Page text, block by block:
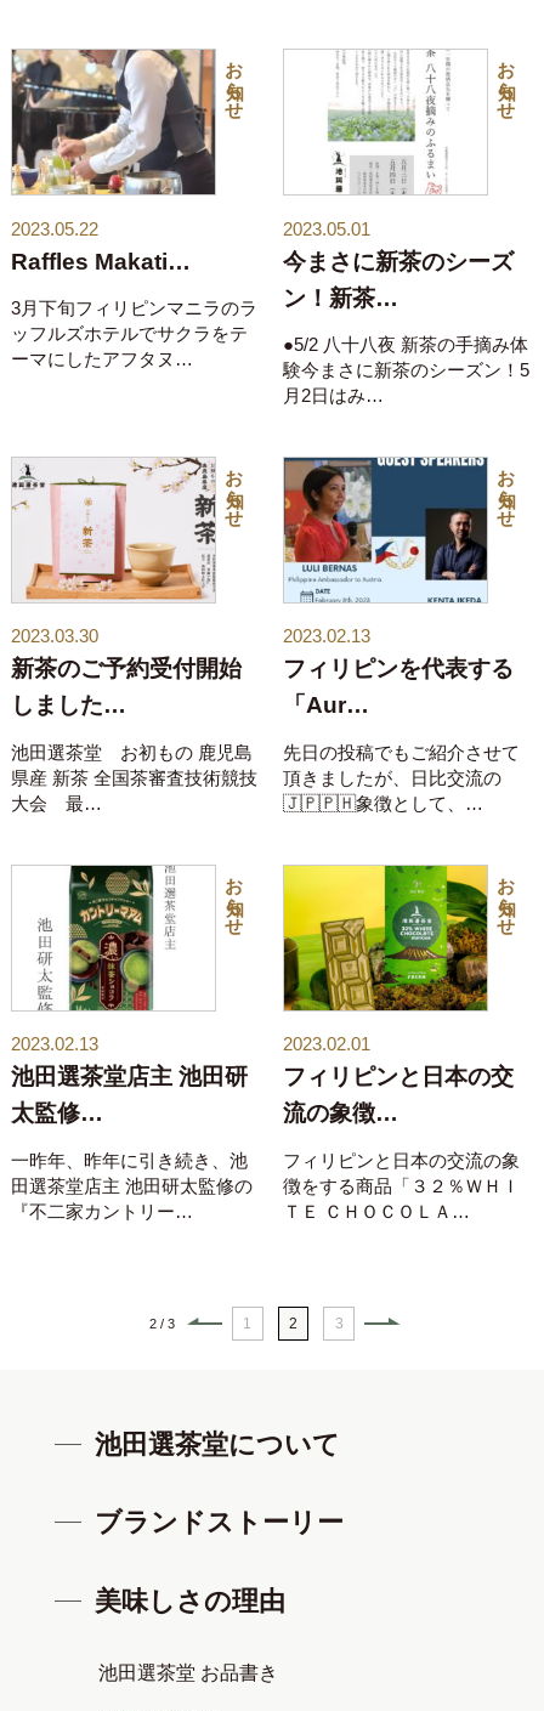
お知らせ
2023.05.22
Raffles Makati…
3月下旬フィリピンマニラのラ
ッフルズホテルでサクラをテ
ーマにしたアフタヌ…
お知らせ
2023.05.01
今まさに新茶のシーズ
ン！新茶…
●5/2 八十八夜 新茶の手摘み体
験今まさに新茶のシーズン！5
月2日はみ…
お知らせ
2023.03.30
新茶のご予約受付開始
しました…
池田選茶堂 お初もの 鹿児島
県産 新茶 全国茶審査技術競技
大会 最…
お知らせ
2023.02.13
フィリピンを代表する
「Aur…
先日の投稿でもご紹介させて
頂きましたが、日比交流の
🇯🇵🇵🇭象徴として、…
お知らせ
2023.02.13
池田選茶堂店主 池田研
太監修…
一昨年、昨年に引き続き、池
田選茶堂店主 池田研太監修の
『不二家カントリー…
お知らせ
2023.02.01
フィリピンと日本の交
流の象徴…
フィリピンと日本の交流の象
徴をする商品「３２％ＷＨＩ
ＴＥ ＣＨＯＣＯＬＡ…
2 / 3 1 2 3
池田選茶堂について
ブランドストーリー
美味しさの理由
池田選茶堂 お品書き